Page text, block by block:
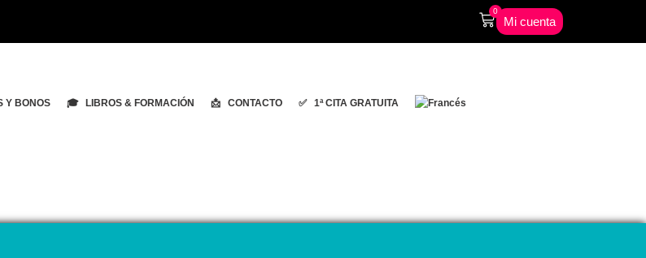
0
Mi cuenta
Y BONOS 🎓 LIBROS & FORMACIÓN 📩 CONTACTO ✅ 1ª CITA GRATUITA